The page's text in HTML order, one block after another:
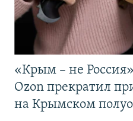
«Крым – не
Ozon прекратил
на Крымском